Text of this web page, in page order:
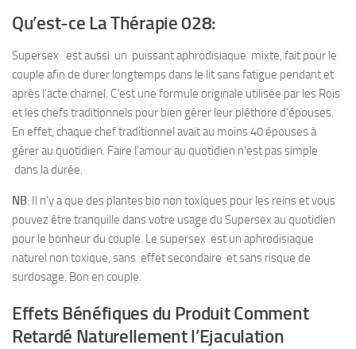
Qu’est-ce La Thérapie 028:
Supersex est aussi un puissant aphrodisiaque mixte, fait pour le
couple afin de durer longtemps dans le lit sans fatigue pendant et
après l’acte charnel. C’est une formule originale utilisée par les Rois
et les chefs traditionnels pour bien gérer leur pléthore d’épouses.
En effet, chaque chef traditionnel avait au moins 40 épouses à
gérer au quotidien. Faire l’amour au quotidien n’est pas simple
dans la durée.
NB: Il n’y a que des plantes bio non toxiques pour les reins et vous
pouvez être tranquille dans votre usage du Supersex au quotidien
pour le bonheur du couple. Le supersex est un aphrodisiaque
naturel non toxique, sans effet secondaire et sans risque de
surdosage. Bon en couple.
Effets Bénéfiques du Produit Comment
Retardé Naturellement l’Ejaculation